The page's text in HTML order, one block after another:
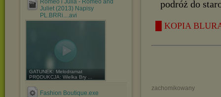
Romeo i Julia - Romeo and
Juliet (2013) Napisy
PL.BRRi....avi
GATUNEK: Melodramat
PRODUKCJA: Wielka Bry ...
Fashion Boutique.exe
podróż do
█ KOPIA
zachomikowany